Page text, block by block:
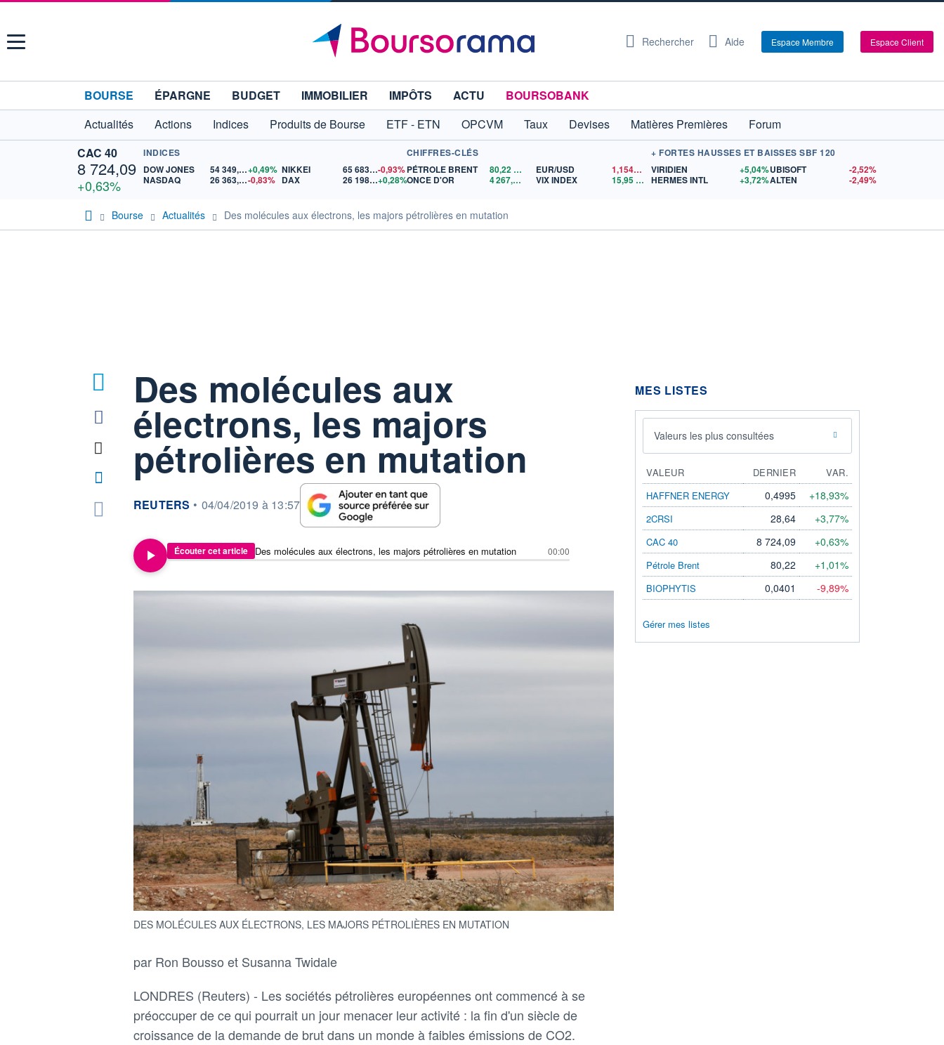
Menu Rechercher Aide Espace Membre Espace Client
BOURSE ÉPARGNE BUDGET IMMOBILIER IMPÔTS ACTU
BOURSOBANK
Actualités
Actions Indices Produits de Bourse ETF - ETN OPCVM Taux Devises Matières Premières
Forum
CAC 40
8 724,09
+0,63%
INDICES
DOW JONES
54 349,12+0,49%
NASDAQ
26 363,44-0,83%
NIKKEI 65 683,26-0,93%
DAX
26 198,96+0,28%
CHIFFRES-CLÉS
PÉTROLE BRENT
80,22$US
ONCE D'OR
4 267,66 $US
EUR/USD 1,1545$US
VIX INDEX
15,95$US
+ FORTES HAUSSES ET BAISSES SBF 120
VIRIDIEN
+5,04%
HERMES INTL
+3,72%
UBISOFT
-2,52%
ALTEN
-2,49%
Bourse Actualités Des molécules aux électrons, les majors pétrolières en mutation
Des molécules aux
électrons, les majors
pétrolières en mutation
information fournie par
REUTERS • 04/04/2019 à 13:57
Écouter cet article Des molécules aux électrons, les majors pétrolières en mutation 00:00
DES MOLÉCULES AUX ÉLECTRONS, LES MAJORS PÉTROLIÈRES EN MUTATION
par Ron Bousso et Susanna Twidale
LONDRES (Reuters) - Les sociétés pétrolières européennes ont commencé à se
préoccuper de ce qui pourrait un jour menacer leur activité : la fin d'un siècle de
croissance de la demande de brut dans un monde à faibles émissions de CO2.
MES LISTES
Valeurs les plus consultées
VALEUR DERNIER
VAR.
HAFFNER ENERGY
0,4995 +18,93%
2CRSI 28,64 +3,77%
CAC 40 8 724,09 +0,63%
Pétrole Brent 80,22 +1,01%
BIOPHYTIS 0,0401 -9,89%
Gérer mes listes